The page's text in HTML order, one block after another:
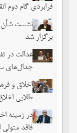
فرابردی گام دوم
نشست شأن
برگزار شد
عدالت در
جدال‌های
اخلاق و
طلایی
در زمینه
فاقد